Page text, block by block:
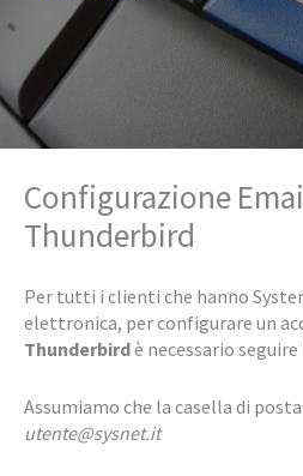
Configurazione
Thunderbird
Per tutti i clienti che hanno
elettronica, per configurare un
Thunderbirdè necessario
Assumiamo che la casella di
utente@sysnet.it